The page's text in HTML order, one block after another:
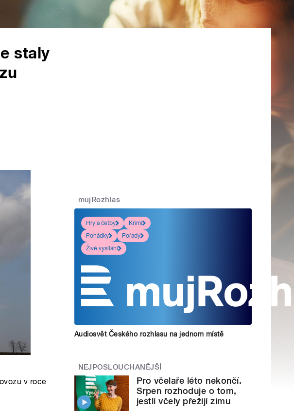
staly
v roce
mujRozhlas
Hry a četby
Krimi
Pohádky
Pořady
Živé vysílání
Audiosvět Českého rozhlasu na jednom místě
NEJPOSLOUCHANĚJŠÍ
Pro včelaře léto nekončí.
Srpen rozhoduje o tom,
jestli včely přežijí zimu